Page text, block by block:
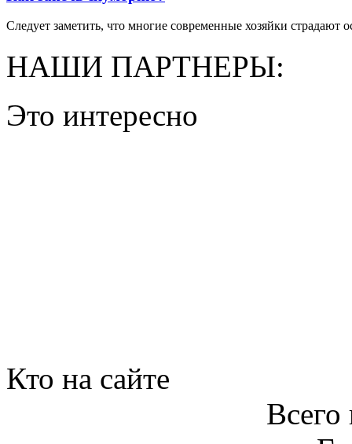
Следует заметить, что многие современные хозяйки страдают
НАШИ ПАРТНЕРЫ:
Это интересно
Кто на сайте
Всего